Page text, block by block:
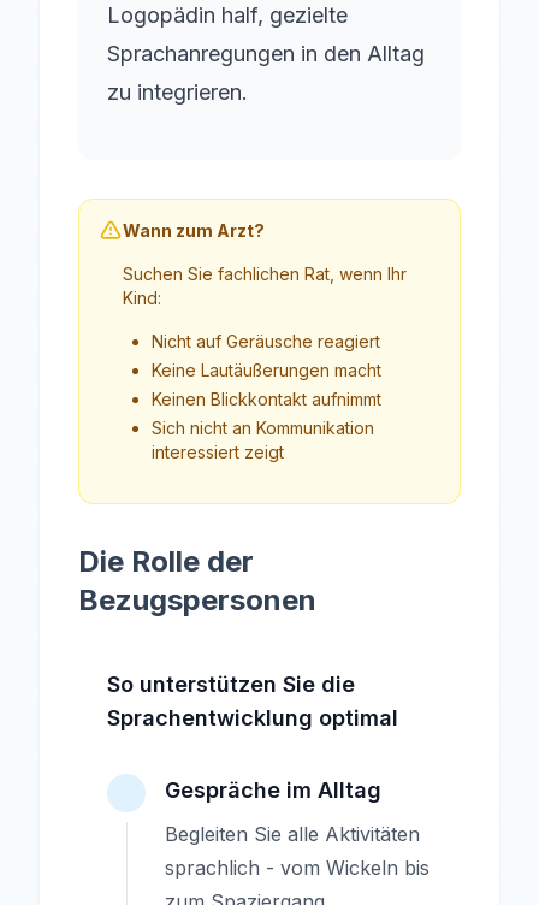
Logopädin half, gezielte
Sprachanregungen in den Alltag
zu integrieren.
Wann zum Arzt?
Suchen Sie fachlichen Rat, wenn Ihr
Kind:
Nicht auf Geräusche reagiert
Keine Lautäußerungen macht
Keinen Blickkontakt aufnimmt
Sich nicht an Kommunikation
interessiert zeigt
Die Rolle der
Bezugspersonen
So unterstützen Sie die
Sprachentwicklung optimal
Gespräche im Alltag
Begleiten Sie alle Aktivitäten
sprachlich - vom Wickeln bis